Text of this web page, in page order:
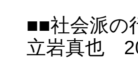
■■社会派
立岩真也